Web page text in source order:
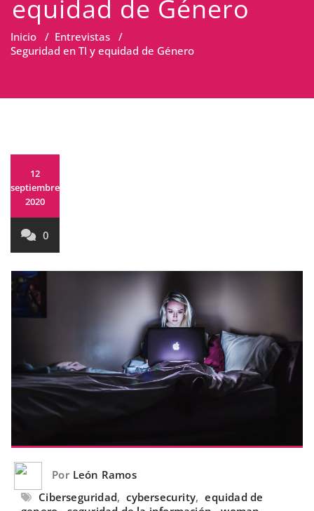
equidad de Género
Inicio / Entrevistas /
Seguridad en TI y equidad de Género
12
septiembre,
2020
0
Por León Ramos
Ciberseguridad, cybersecurity, equidad de